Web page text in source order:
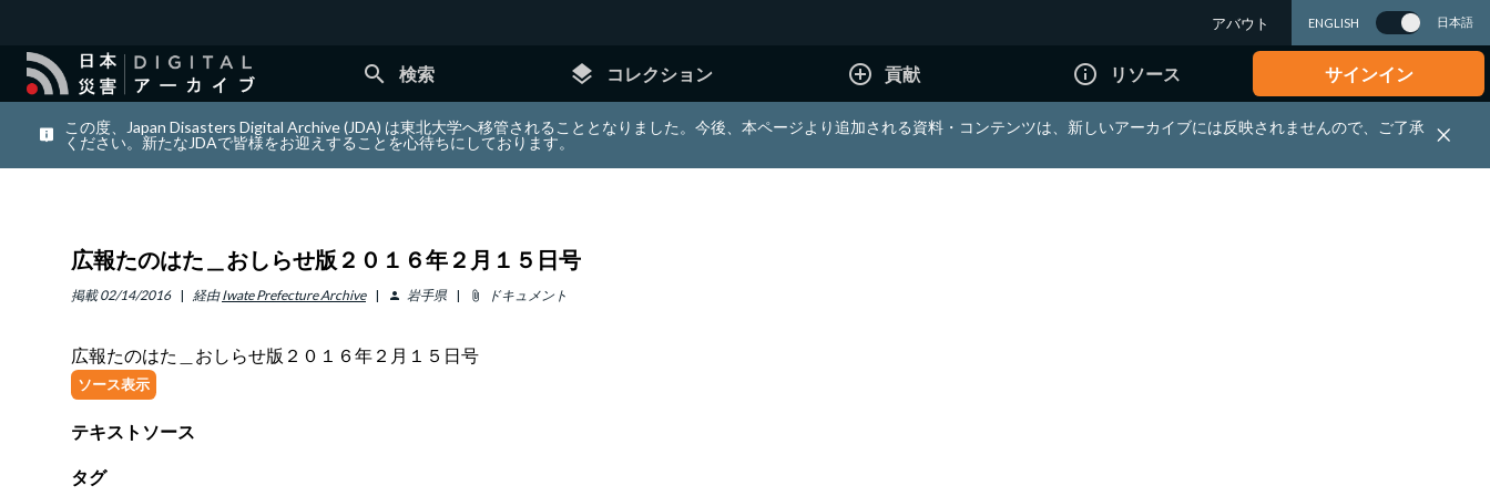
アバウト ENGLISH 日本語
search 検索 layers コレクション add_circle_outline 貢献 info_outline リソース サインイン
この度、Japan Disasters Digital Archive (JDA) は東北大学へ移管されることとなりました。今後、本ページより追加される資料・コンテンツは、新しいアーカイブには反映されませんので、ご了承
ください。新たなJDAで皆様をお迎えすることを心待ちにしております。
広報たのはた＿おしらせ版２０１６年２月１５日号
掲載 02/14/2016 経由 Iwate Prefecture Archive person 岩手県 attach_file ドキュメント
広報たのはた＿おしらせ版２０１６年２月１５日号
ソース表示
テキストソース
タグ